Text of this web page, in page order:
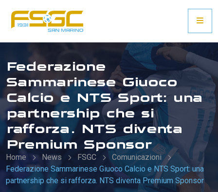
Federazione
Sammarinese Giuoco
Calcio e NTS Sport: una
partnership che si
rafforza. NTS diventa
Premium Sponsor
Home News FSGC
Comunicazioni
Federazione Sammarinese Giuoco Calcio e NTS Sport: una
partnership che si rafforza. NTS diventa Premium Sponsor